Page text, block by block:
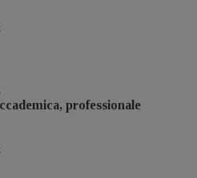
professionale